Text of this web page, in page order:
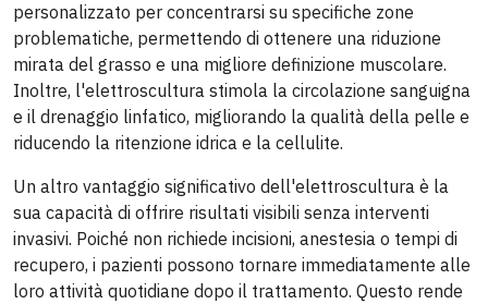
personalizzato per concentrarsi su specifiche zone
problematiche, permettendo di ottenere una riduzione
mirata del grasso e una migliore definizione muscolare.
Inoltre, l'elettroscultura stimola la circolazione sanguigna
e il drenaggio linfatico, migliorando la qualità della pelle e
riducendo la ritenzione idrica e la cellulite.
Un altro vantaggio significativo dell'elettroscultura è la
sua capacità di offrire risultati visibili senza interventi
invasivi. Poiché non richiede incisioni, anestesia o tempi di
recupero, i pazienti possono tornare immediatamente alle
loro attività quotidiane dopo il trattamento. Questo rende